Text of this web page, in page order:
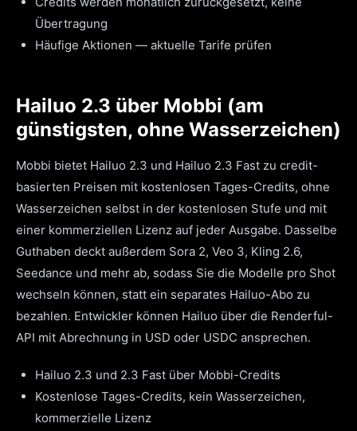
Übertragung
Häufige Aktionen — aktuelle Tarife prüfen
Hailuo 2.3 über Mobbi (am
günstigsten, ohne Wasserzeichen)
Mobbi bietet Hailuo 2.3 und Hailuo 2.3 Fast zu credit-
basierten Preisen mit kostenlosen Tages-Credits, ohne
Wasserzeichen selbst in der kostenlosen Stufe und mit
einer kommerziellen Lizenz auf jeder Ausgabe. Dasselbe
Guthaben deckt außerdem Sora 2, Veo 3, Kling 2.6,
Seedance und mehr ab, sodass Sie die Modelle pro Shot
wechseln können, statt ein separates Hailuo-Abo zu
bezahlen. Entwickler können Hailuo über die Renderful-
API mit Abrechnung in USD oder USDC ansprechen.
Hailuo 2.3 und 2.3 Fast über Mobbi-Credits
Kostenlose Tages-Credits, kein Wasserzeichen,
kommerzielle Lizenz